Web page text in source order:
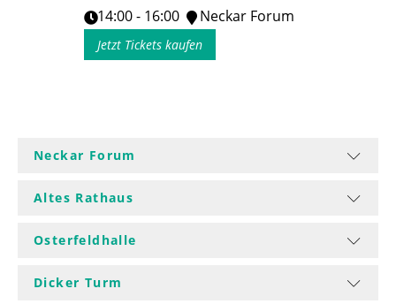
14:00 - 16:00
Neckar Forum
Jetzt Tickets kaufen
Neckar Forum
Altes Rathaus
Osterfeldhalle
Dicker Turm